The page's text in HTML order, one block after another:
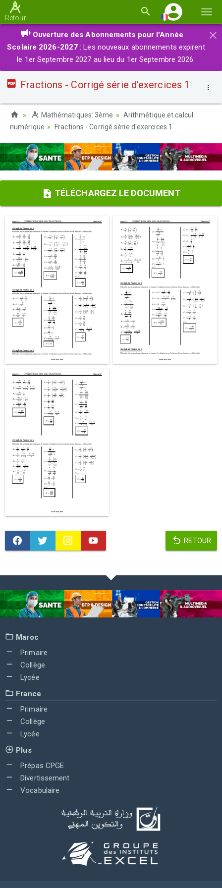
la
Retour
×
Ouverture des Abonnements pour l'Année
Scolaire 2026-2027 : Les nouveaux abonnements expirent
le 1er Septembre 2027 au lieu du 1er Septembre 2026.
Fractions - Corrigé série d'exercices 1
Mathématiques: 3ème
Arithmétique et calcul
numérique
Fractions - Corrigé série d'exercices 1
TÉLÉCHARGEZ LE DOCUMENT
RETOUR
Maroc
Primaire
Collège
Lycée
France
Primaire
Collège
Lycée
Plus
Prépas CPGE
Divertissement
Vocabulaire